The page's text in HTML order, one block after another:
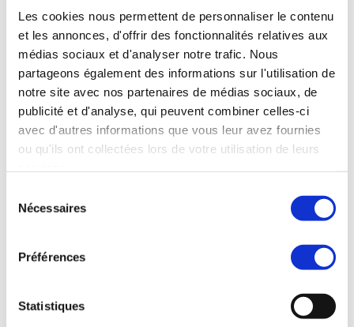
Les cookies nous permettent de personnaliser le contenu
et les annonces, d'offrir des fonctionnalités relatives aux
médias sociaux et d'analyser notre trafic. Nous
partageons également des informations sur l'utilisation de
notre site avec nos partenaires de médias sociaux, de
publicité et d'analyse, qui peuvent combiner celles-ci
avec d'autres informations que vous leur avez fournies
ou qu'ils ont collectées lors de votre utilisation de leurs
Nécessaires
Préférences
Statistiques
gagnant du temps. Enfin, en rejoignant un
réseau d’entrepreneurs compétents, le
franchisé principal a accès à d’innombrables
sources de savoir-faire.
Ainsi, les connaissances apportées par les
titulaires de licence principale issus d’autres
régions du monde et actifs dans divers
secteurs viennent enrichir le bagage existant
du titulaire de licence principale en matière de
connaissances commerciales et de stratégie.